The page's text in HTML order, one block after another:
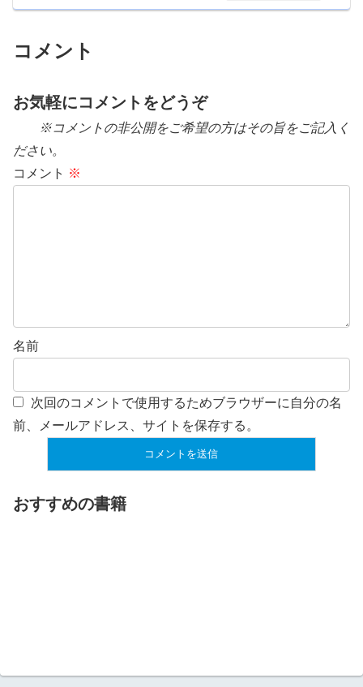
コメント
お気軽にコメントをどうぞ
※コメントの非公開をご希望の方はその旨をご記入く
ださい。
コメント ※
名前
次回のコメントで使用するためブラウザーに自分の名
前、メールアドレス、サイトを保存する。
おすすめの書籍